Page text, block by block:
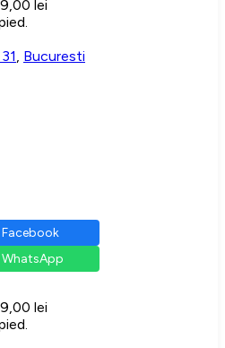
lei
Bucuresti
WhatsApp
lei